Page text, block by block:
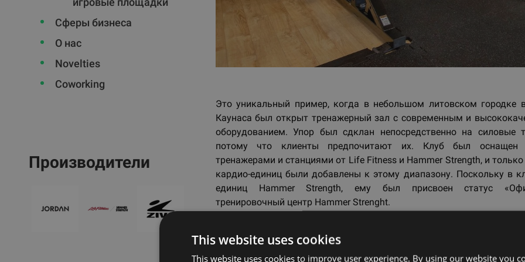
Сферы бизнеса
О нас
Novelties
Coworking
Производители
Это уникальный пример, когда в небольшом литовском городке
Каунаса был открыт тренажерный зал с современным и
оборудованием. Упор был сдклан непосредственно на силовые
потому что клиенты предпочитают их. Клуб был оснащен
тренажерами и станциями от Life Fitness и Hammer Strength, и
кардио-единиц были добавлены к этому диапазону. Поскольку в
единиц Hammer Strength, ему был присвоен статус
тренировочный центр Hammer Strenght.
Назад
This website uses cookies
This website uses cookies to improve user experience. By using our website you